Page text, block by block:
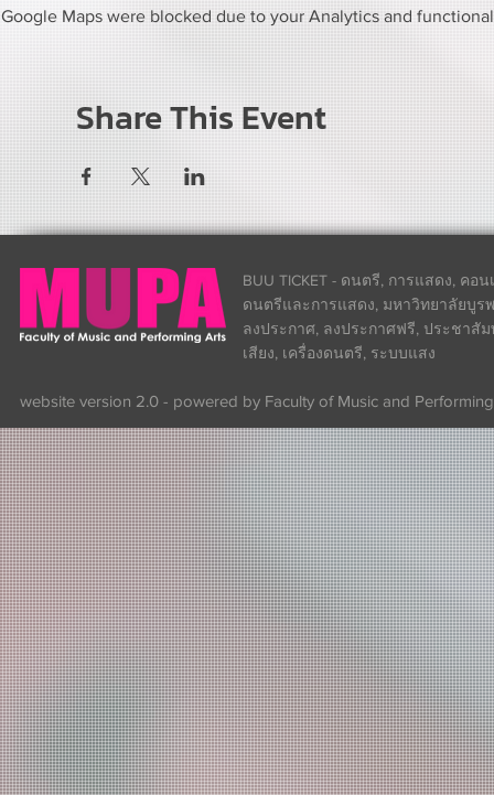
Google Maps were blocked due to your Analytics and
Share This Event
BUU TICKET - ดนตรี, การแสดง, คอ
ดนตรีและการแสดง, มหาวิทยาลัยบูร
ลงประกาศ, ลงประกาศฟรี, ประชาสั
เสียง, เครื่องดนตรี, ระบบแสง
website version 2.0 - powered by Faculty of Music and